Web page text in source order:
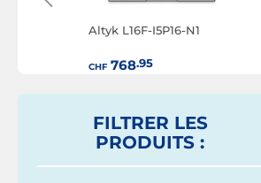
Altyk L16F-I5P16-N1
CHF768.95
FILTRER LES
PRODUITS :